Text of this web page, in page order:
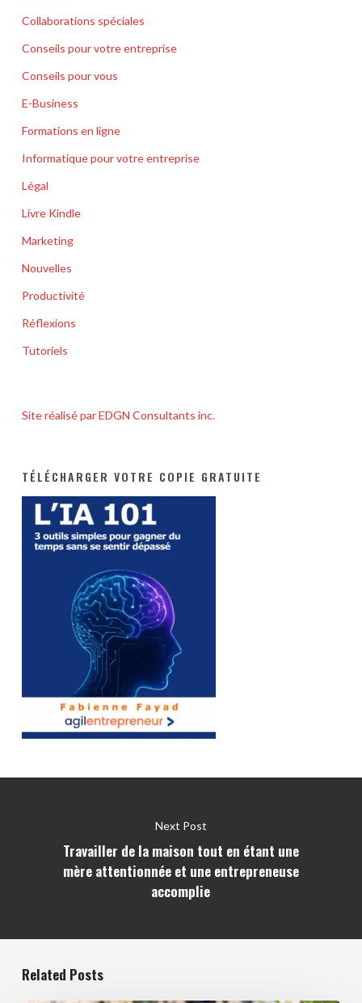
Collaborations spéciales
Conseils pour votre entreprise
Conseils pour vous
E-Business
Formations en ligne
Informatique pour votre entreprise
Légal
Livre Kindle
Marketing
Nouvelles
Productivité
Réflexions
Tutoriels
Site réalisé par EDGN Consultants inc.
TÉLÉCHARGER VOTRE COPIE GRATUITE
Next Post
Travailler de la maison tout en étant une
mère attentionnée et une entrepreneuse
accomplie
Related Posts